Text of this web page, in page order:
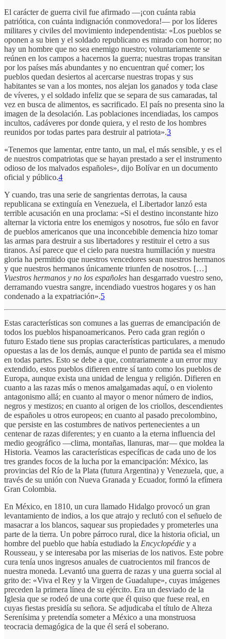
El carácter de guerra civil fue afirmado —¡con cuánta rabia
patriótica, con cuánta indignación conmovedora!— por los líderes
militares y civiles del movimiento independentista: «Los pueblos se
oponen a su bien y el soldado republicano es mirado con horror; no
hay un hombre que no sea enemigo nuestro; voluntariamente se
reúnen en los campos a hacernos la guerra; nuestras tropas transitan
por los países más abundantes y no encuentran qué comer; los
pueblos quedan desiertos al acercarse nuestras tropas y sus
habitantes se van a los montes, nos alejan los ganados y toda clase
de víveres, y el soldado infeliz que se separa de sus camaradas, tal
vez en busca de alimentos, es sacrificado. El país no presenta sino la
imagen de la desolación. Las poblaciones incendiadas, los campos
incultos, cadáveres por donde quiera, y el resto de los hombres
reunidos por todas partes para destruir al patriota».3
«Tenemos que lamentar, entre tanto, un mal, el más sensible, y es el
de nuestros compatriotas que se hayan prestado a ser el instrumento
odioso de los malvados españoles», dijo Bolívar en un documento
oficial y público.4
Y cuando, tras una serie de sangrientas derrotas, la causa
republicana se extinguía en Venezuela, el Libertador lanzó esta
terrible acusación en una proclama: «Si el destino inconstante hizo
alternar la victoria entre los enemigos y nosotros, fue sólo en favor
de pueblos americanos que una inconcebible demencia hizo tomar
las armas para destruir a sus libertadores y restituir el cetro a sus
tiranos. Así parece que el cielo para nuestra humillación y nuestra
gloria ha permitido que nuestros vencedores sean nuestros hermanos
y que nuestros hermanos únicamente triunfen de nosotros. […]
Vuestros hermanos y no los españoles han desgarrado vuestro seno,
derramando vuestra sangre, incendiado vuestros hogares y os han
condenado a la expatriación».5
Estas características son comunes a las guerras de emancipación de
todos los pueblos hispanoamericanos. Pero cada gran región o
futuro Estado tiene sus propias características particulares, a menudo
opuestas a las de los demás, aunque el punto de partida sea el mismo
en todas partes. Esto se debe a que, contrariamente a un error muy
extendido, estos pueblos difieren entre sí tanto como los pueblos de
Europa, aunque exista una unidad de lengua y religión. Difieren en
cuanto a las razas más o menos amalgamadas aquí, o en violento
antagonismo allá; en cuanto al mayor o menor número de indios,
negros y mestizos; en cuanto al origen de los criollos, descendientes
de españoles u otros europeos; en cuanto al pasado precolombino,
que persiste en las costumbres de nativos pertenecientes a un
centenar de razas diferentes; y en cuanto a la eterna influencia del
medio geográfico —clima, montañas, llanuras, mar— que moldea la
Historia. Veamos las características específicas de cada uno de los
tres grandes focos de la lucha por la emancipación: México, las
provincias del Río de la Plata (futura Argentina) y Venezuela, que, a
través de su unión con Nueva Granada y Ecuador, formó la efímera
Gran Colombia.
En México, en 1810, un cura llamado Hidalgo provocó un gran
levantamiento de indios, a los que atrajo y reclutó con el señuelo de
masacrar a los blancos, saquear sus propiedades y prometerles una
parte de la tierra. Un pobre párroco rural, dice la historia oficial, un
hombre del pueblo que había estudiado la Encyclopédie y a
Rousseau, y se interesaba por las miserias de los nativos. Este pobre
cura tenía unos ingresos anuales de cuatrocientos mil francos de
nuestra moneda. Levantó una guerra de razas y una guerra social al
grito de: «Viva el Rey y la Virgen de Guadalupe», cuyas imágenes
preceden la primera línea de su ejército. Era un desviado de la
Iglesia que se rodeó de una corte que él quiso que fuese real, en
cuyas fiestas presidía su señora. Se adjudicaba el título de Alteza
Serenísima y pretendía someter a México a una monstruosa
teocracia demagógica de la que él será el soberano.